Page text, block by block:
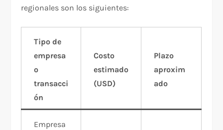
regionales son los siguientes:
Tipo de
empresa
o
transacci
ón
Costo
estimado
(USD)
Plazo
aproxim
ado
Empresa